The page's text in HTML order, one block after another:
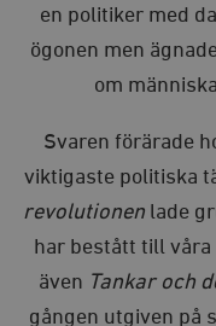
en politiker med
ögonen men
om
Svaren förärade
viktigaste politiska
revolutionen lade
har bestått till våra
även Tankar och
gången utgiven på